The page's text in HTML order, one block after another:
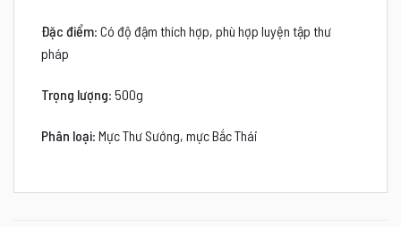
Đặc điểm: Có độ đậm thích hợp, phù hợp luyện tập thư
pháp
Trọng lượng: 500g
Phân loại: Mực Thư Sướng, mực Bắc Thái